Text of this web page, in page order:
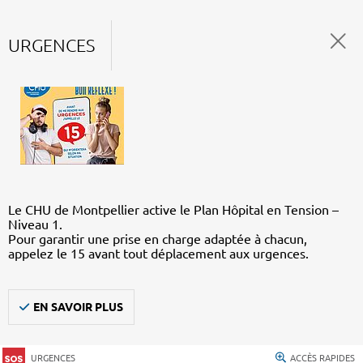
URGENCES
Le CHU de Montpellier active le Plan Hôpital en Tension –
Niveau 1.
Pour garantir une prise en charge adaptée à chacun,
appelez le 15 avant tout déplacement aux urgences.
EN SAVOIR PLUS
URGENCES ACCÈS RAPIDES